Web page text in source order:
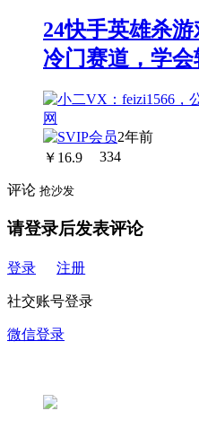
24快手英雄杀
冷门赛道，学会
2年前
￥ 16.9 334
评论 抢沙发
请登录后发表评论
登录 注册
社交账号登录
微信登录